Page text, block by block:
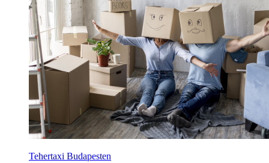
Tehertaxi Budapesten